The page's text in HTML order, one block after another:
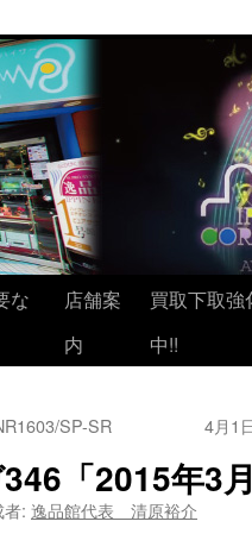
な
店舗案
内
買取下取強
中!!
SP-SR 4月1
「2015年3
: 逸品館代表 清原裕介